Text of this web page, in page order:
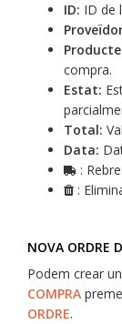
ID: ID de
compra.
Estat:
Total:
Data:
:
:
NOVA ORDRE
Podem crear
COMPRA
ORDRE.